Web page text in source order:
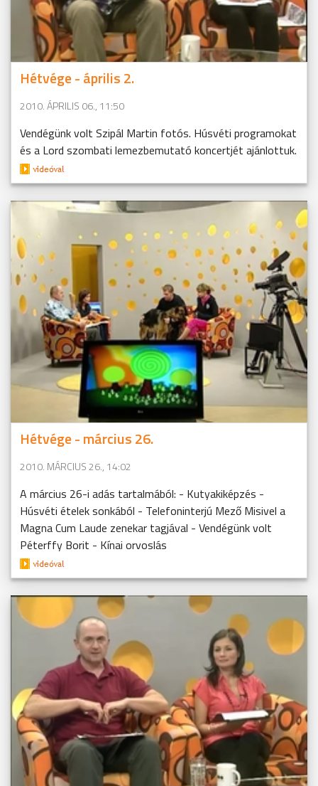
Hétvége - április 2.
2010. ÁPRILIS 06., 11:50
Vendégünk volt Szipál Martin fotós. Húsvéti programokat
és a Lord szombati lemezbemutató koncertjét ajánlottuk.
Hétvége - március 26.
2010. MÁRCIUS 26., 14:02
A március 26-i adás tartalmából: - Kutyakiképzés -
Húsvéti ételek sonkából - Telefoninterjú Mező Misivel a
Magna Cum Laude zenekar tagjával - Vendégünk volt
Péterffy Borit - Kínai orvoslás